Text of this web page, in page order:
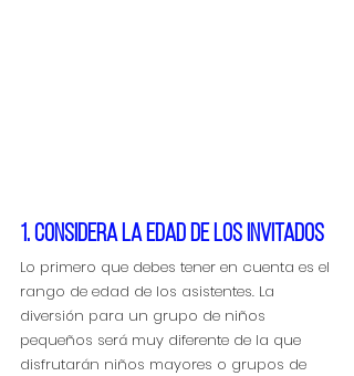
1. Considera la edad de los invitados
Lo primero que debes tener en cuenta es el
rango de edad de los asistentes. La
diversión para un grupo de niños
pequeños será muy diferente de la que
disfrutarán niños mayores o grupos de